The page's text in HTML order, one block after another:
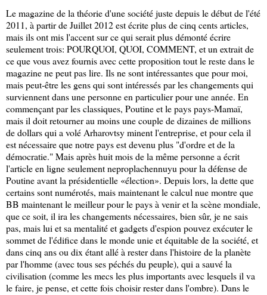
Le magazine de la théorie d'une société juste depuis le début de l'été
2011, à partir de Juillet 2012 est écrite plus de cinq cents articles,
mais ils ont mis l'accent sur ce qui serait plus démonté écrire
seulement trois: POURQUOI, QUOI, COMMENT, et un extrait de
ce que vous avez fournis avec cette proposition tout le reste dans le
magazine ne peut pas lire. Ils ne sont intéressantes que pour moi,
mais peut-être les gens qui sont intéressés par les changements qui
surviennent dans une personne en particulier pour une année. En
commençant par les classiques, Poutine et le pays pays-Mamaï,
mais il doit retourner au moins une couple de dizaines de millions
de dollars qui a volé Arharovtsy minent l'entreprise, et pour cela il
est nécessaire que notre pays est devenu plus "d'ordre et de la
démocratie." Mais après huit mois de la même personne a écrit
l'article en ligne seulement neproplachennuyu pour la défense de
Poutine avant la présidentielle «élection». Depuis lors, la dette que
certains sont numérotés, mais maintenant le calcul nue montre que
BB maintenant le meilleur pour le pays à venir et la scène mondiale,
que ce soit, il ira les changements nécessaires, bien sûr, je ne sais
pas, mais lui et sa mentalité et gadgets d'espion pouvez exécuter le
sommet de l'édifice dans le monde unie et équitable de la société, et
dans cinq ans ou dix étant allé à rester dans l'histoire de la planète
par l'homme (avec tous ses péchés du peuple), qui a sauvé la
civilisation (comme les mecs les plus importants avec lesquels il va
le faire, je pense, et cette fois choisir rester dans l'ombre). Dans le